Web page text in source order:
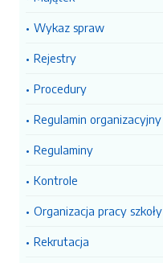
Wykaz spraw
Rejestry
Procedury
Regulamin organizacyjny
Regulaminy
Kontrole
Organizacja pracy szkoły
Rekrutacja